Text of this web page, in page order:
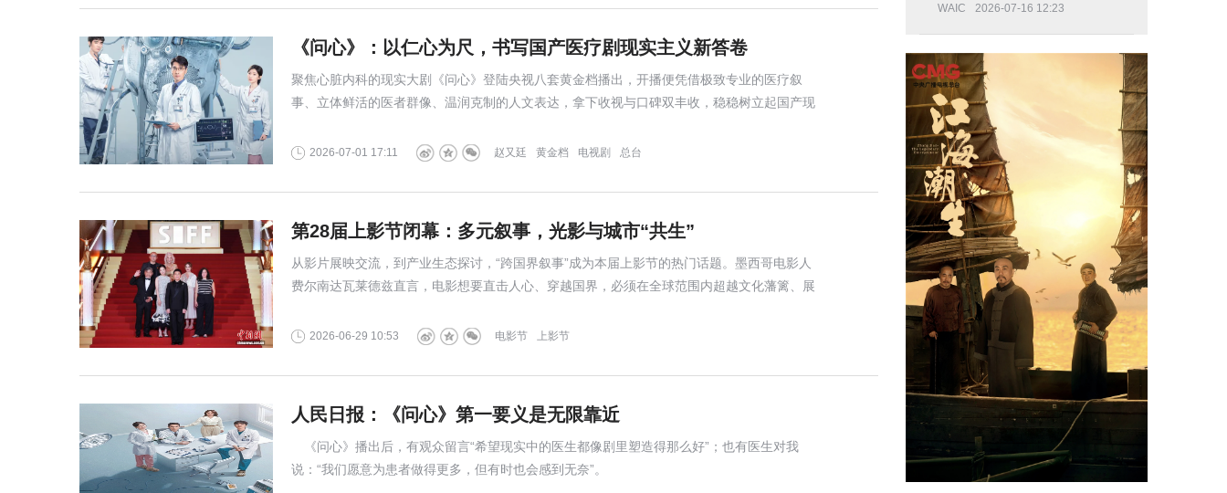
《问心》：以仁心为尺，书写国产医疗剧现实主义新答卷
聚焦心脏内科的现实大剧《问心》登陆央视八套黄金档播出，开播便凭借极致专业的医疗叙
事、立体鲜活的医者群像、温润克制的人文表达，拿下收视与口碑双丰收，稳稳树立起国产现
2026-07-01 17:11 总台
电视剧
黄金档
赵又廷
第28届上影节闭幕：多元叙事，光影与城市“共生”
从影片展映交流，到产业生态探讨，“跨国界叙事”成为本届上影节的热门话题。墨西哥电影人
费尔南达瓦莱德兹直言，电影想要直击人心、穿越国界，必须在全球范围内超越文化藩篱、展
2026-06-29 10:53 上影节
电影节
人民日报：《问心》第一要义是无限靠近
《问心》播出后，有观众留言“希望现实中的医生都像剧里塑造得那么好”；也有医生对我
说：“我们愿意为患者做得更多，但有时也会感到无奈”。
WAIC 2026-07-16 12:23